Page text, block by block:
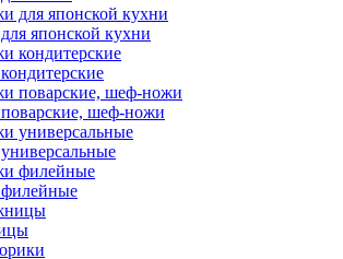
японской кухни
шеф-ножи